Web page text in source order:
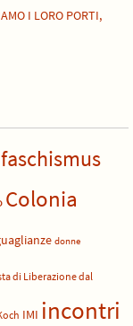
I LORO PORTI,
Colonia
donne
di Liberazione dal
IMI incontri